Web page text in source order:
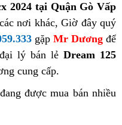
2024 tại Quận Gò Vấp
nơi khác, Giờ đây quý
gặp Mr Dươngđể
đại lý bán lẻDream 125
cung cấp.
được mua bán nhiều